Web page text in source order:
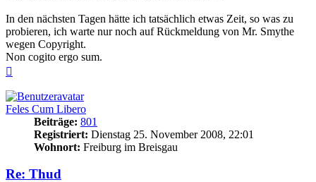
In den nächsten Tagen hätte ich tatsächlich etwas Zeit, so was zu
probieren, ich warte nur noch auf Rückmeldung von Mr. Smythe
wegen Copyright.
Non cogito ergo sum.
Feles Cum Libero
Beiträge: 801
Registriert: Dienstag 25. November 2008, 22:01
Wohnort: Freiburg im Breisgau
Re: Thud